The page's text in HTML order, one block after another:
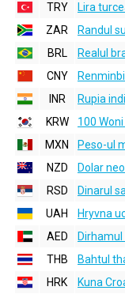
TRY
Lira
ZAR
Randul
BRL
Realul
CNY
INR
Rupia
KRW
100
MXN
Peso-ul
NZD
Dolar
RSD
Dinarul
UAH
Hryvna
AED
THB
Bahtul
HRK
Kuna